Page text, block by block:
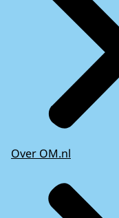
Over OM.nl